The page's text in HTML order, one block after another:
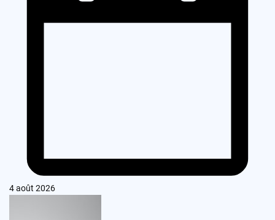
4 août 2026